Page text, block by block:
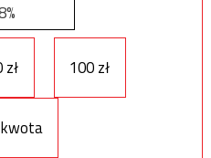
zł 100 zł